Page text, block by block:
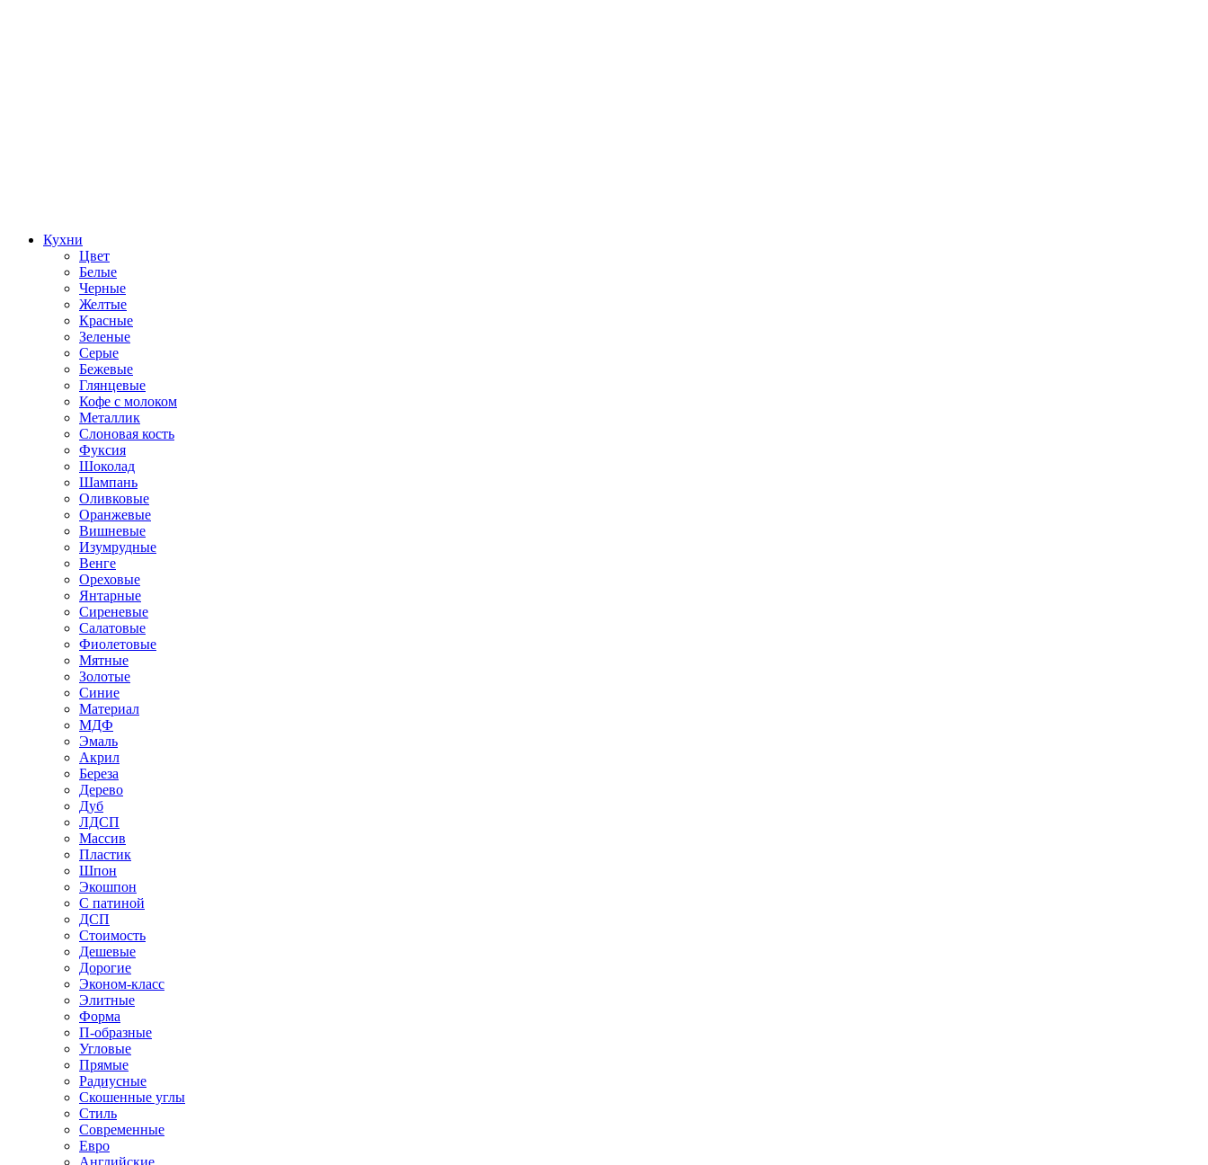
Кухни
Цвет
Белые
Черные
Желтые
Красные
Зеленые
Серые
Бежевые
Глянцевые
Кофе с молоком
Металлик
Слоновая кость
Фуксия
Шоколад
Шампань
Оливковые
Оранжевые
Вишневые
Изумрудные
Венге
Ореховые
Янтарные
Сиреневые
Салатовые
Фиолетовые
Мятные
Золотые
Синие
Материал
МДФ
Эмаль
Акрил
Береза
Дерево
Дуб
ЛДСП
Массив
Пластик
Шпон
Экошпон
С патиной
ДСП
Стоимость
Дешевые
Дорогие
Эконом-класс
Элитные
Форма
П-образные
Угловые
Прямые
Радиусные
Скошенные углы
Стиль
Современные
Евро
Английские